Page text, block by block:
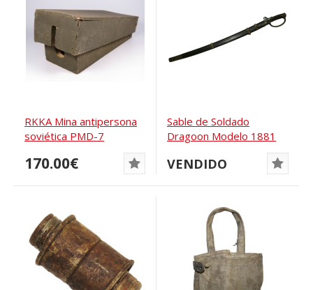
RKKA Mina antipersona
soviética PMD-7
170.00€
Sable de Soldado
Dragoon Modelo 1881
VENDIDO